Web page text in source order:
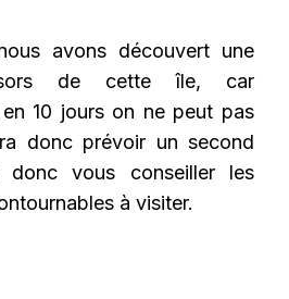
avons découvert une
de cette île, car
en 10 jours on ne peut pas
donc prévoir un second
vous conseiller les
à visiter.